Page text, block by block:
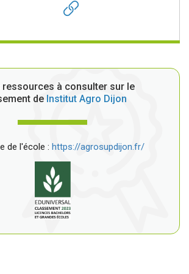
ressources à consulter sur le
de Institut Agro Dijon
de l'école : https://agrosupdijon.fr/